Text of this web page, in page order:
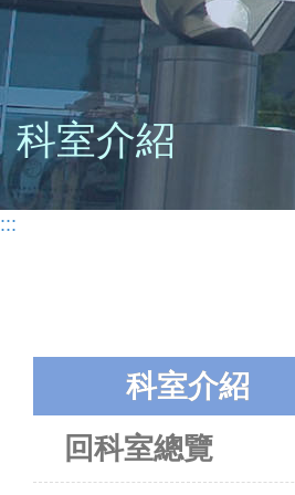
科室介紹
:::
科室介紹
回科室總覽